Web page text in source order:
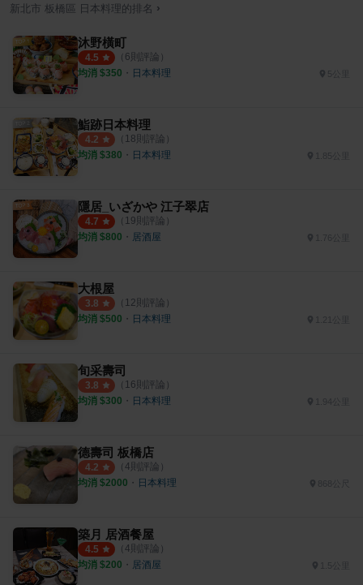
新北市 板橋區 日本料理的排名 ›
沐野橫町
4.5 （ 6則評論）
均消 $350 ・ 日本料理 5公里
鮨跡日本料理
4.2 （ 18則評論）
均消 $380 ・ 日本料理 1.85公里
隱居_いざかや 江子翠店
4.7 （ 19則評論）
均消 $800 ・ 居酒屋
大根屋
3.8 （ 12則評論）
均消 $500 ・ 日本料理
旬采壽司
3.8 （ 16則評論）
均消 $300 ・ 日本料理 1.94公里
德壽司 板橋店
4.2 （ 4則評論）
均消 $2000 ・ 日本料理
築月 居酒餐屋
4.5 （ 4則評論）
均消 $200 ・ 居酒屋 1.5公里